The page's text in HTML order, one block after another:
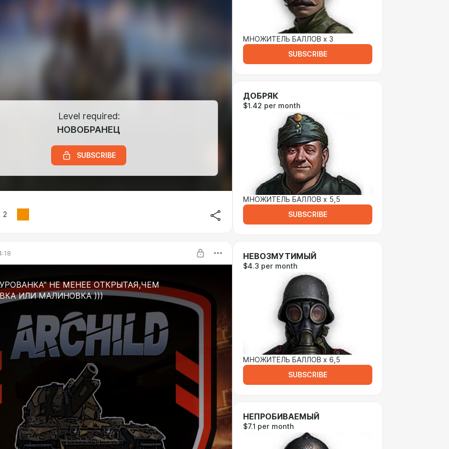
Level required:
НОВОБРАНЕЦ
SUBSCRIBE
2
НЕ МЕНЕЕ ОТКРЫТАЯ,ЧЕМ
ИЛИ МАЛИНОВКА )))
МНОЖИТЕЛЬ БАЛЛОВ х 3
SUBSCRIBE
ДОБРЯК
$1.42 per month
МНОЖИТЕЛЬ БАЛЛОВ х 5,5
SUBSCRIBE
НЕВОЗМУТИМЫЙ
$4.3 per month
МНОЖИТЕЛЬ БАЛЛОВ х 6,5
SUBSCRIBE
НЕПРОБИВАЕМЫЙ
$7.1 per month